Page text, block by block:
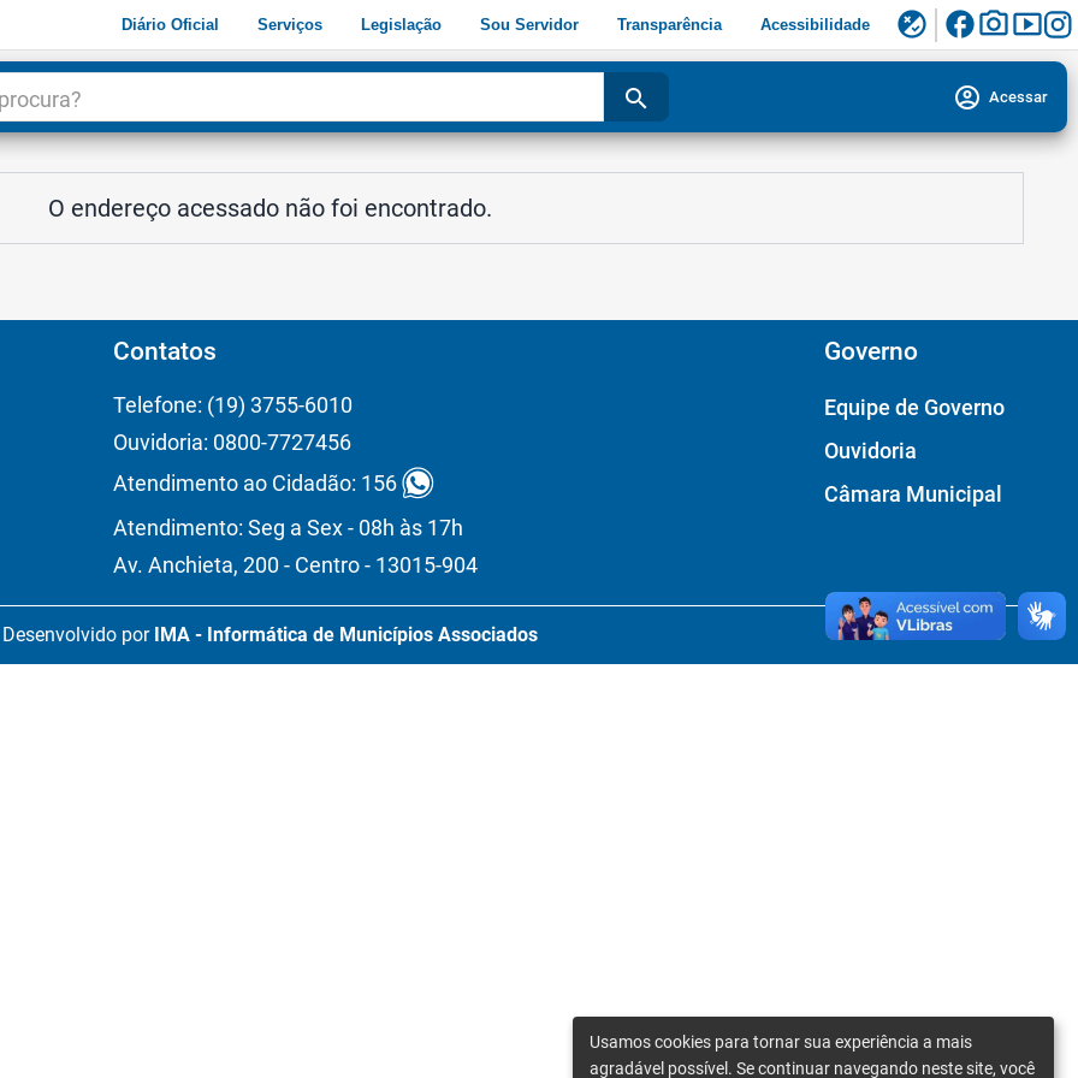
Diário Oficial Serviços Legislação Sou Servidor Transparência Acessibilidade flaky facebookphoto_camerasmart_display
search account_circle Acessar
O endereço acessado não foi encontrado.
Contatos
Telefone: (19) 3755-6010
Ouvidoria: 0800-7727456
Atendimento ao Cidadão: 156
Atendimento: Seg a Sex - 08h às 17h
Av. Anchieta, 200 - Centro - 13015-904
Governo
Equipe de Governo
Ouvidoria
Câmara Municipal
Desenvolvido por IMA - Informática de Municípios Associados
Usamos cookies para tornar sua experiência a mais
agradável possível. Se continuar navegando neste site, você